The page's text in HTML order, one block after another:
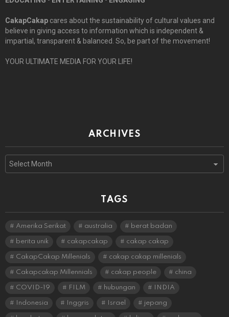
CakapCakap cares about the sustainability of cultural values and
believe in giving access to information which is independent &
impartial, transparent & balanced. So, be part of the movement!
YOUR ULTIMATE MEDIA FOR YOUR LIFE!
ARCHIVES
TAGS
Amerika Serikat australia berat badan
berita unik cakapcakap cakap cakap
CakapCakap Millenials cakap cakap millenials
Cakapcakap Millennials cakap people china
COVID-19 FILM hubungan INDIA
Indonesia Inggris Israel jepang